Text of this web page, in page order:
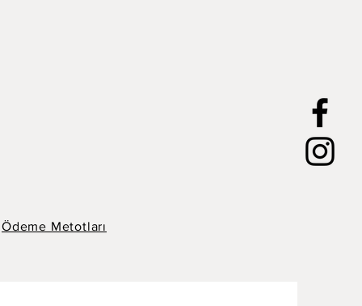
Ödeme Metotları